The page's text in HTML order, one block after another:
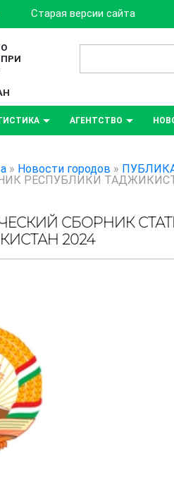
Старая версии сайта
АГЕНТСТВО
» Новости городов »
РЕСПУБЛИКИ
СБОРНИК
2024